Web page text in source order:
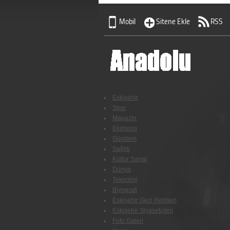
Mobil Sitene Ekle RSS
Eskişehir
Spor
Magazin
Ekonomi
Gündem
Sağlık
Kültür Sanat
Dünya
Teknoloji
Biyografi
Eskişehir Gezi Rehberi
Eskişehir Siyasetçileri
Foto Galeri